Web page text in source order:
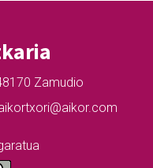
Zamudio